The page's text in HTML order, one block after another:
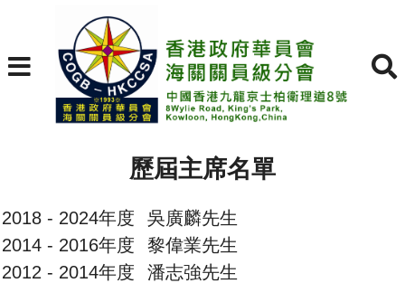
歷屆主席名單
2018 - 2024年度
吳廣麟先生
2014 - 2016年度
黎偉業先生
2012 - 2014年度
潘志強先生